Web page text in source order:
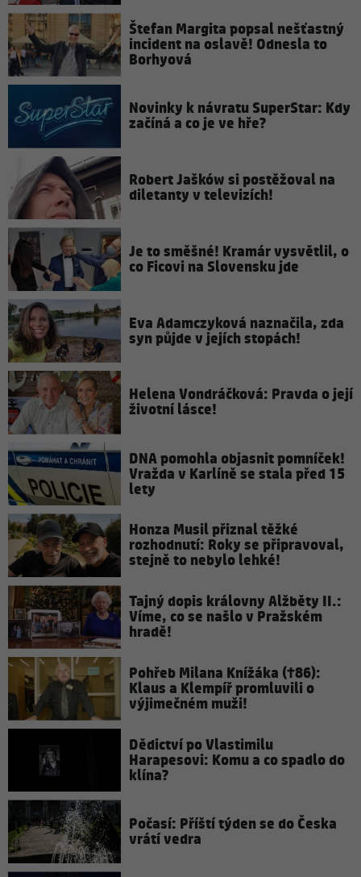
Štefan Margita popsal nešťastný
incident na oslavě! Odnesla to
Borhyová
Novinky k návratu SuperStar: Kdy
začíná a co je ve hře?
Robert Jašków si postěžoval na
diletanty v televizích!
Je to směšné! Kramár vysvětlil, o
co Ficovi na Slovensku jde
Eva Adamczyková naznačila, zda
syn půjde v jejích stopách!
Helena Vondráčková: Pravda o její
životní lásce!
DNA pomohla objasnit pomníček!
Vražda v Karlíně se stala před 15
lety
Honza Musil přiznal těžké
rozhodnutí: Roky se připravoval,
stejně to nebylo lehké!
Tajný dopis královny Alžběty II.:
Víme, co se našlo v Pražském
hradě!
Pohřeb Milana Knížáka (†86):
Klaus a Klempíř promluvili o
výjimečném muži!
Dědictví po Vlastimilu
Harapesovi: Komu a co spadlo do
klína?
Počasí: Příští týden se do Česka
vrátí vedra